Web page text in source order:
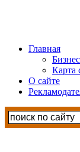
Главная
Карта
О сайте